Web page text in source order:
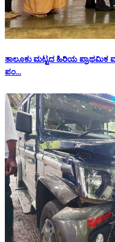
ತಾಲೂಕು ಮಟ್ಟದ ಹಿರಿಯ ಪ್ರಾಥಮಿಕ
ಪಂ...